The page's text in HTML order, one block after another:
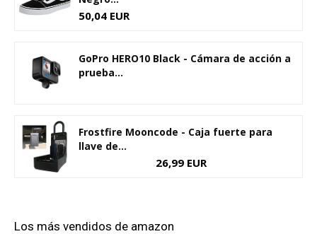
50,04 EUR
GoPro HERO10 Black - Cámara de acción a
prueba...
Frostfire Mooncode - Caja fuerte para
llave de...
26,99 EUR
Los más vendidos de amazon